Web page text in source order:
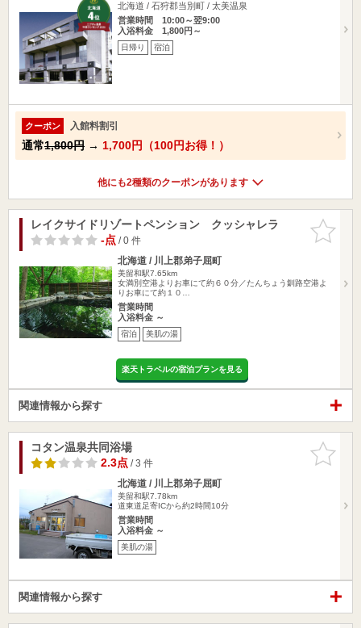
北海道 / 石狩郡当別町 / 太美温泉
営業時間 10:00～翌9:00
入浴料金 1,800円～
日帰り 宿泊
クーポン 入館料割引
通常1,800円 → 1,700円（100円お得！）
他にも2種類のクーポンがあります
お気に入
りに追加
レイクサイドリゾートペンション クッシャレラ
-点/ 0 件
北海道 / 川上郡弟子屈町
美留和駅7.65km
女満別空港よりお車にて約６０分／たんちょう釧路空港よ
りお車にて約１０…
営業時間
入浴料金 ～
宿泊 美肌の湯
楽天トラベルの宿泊プランを見る
関連情報から探す
お気に入
りに追加
コタン温泉共同浴場
2.3点/ 3 件
北海道 / 川上郡弟子屈町
美留和駅7.78km
道東道足寄ICから約2時間10分
営業時間
入浴料金 ～
美肌の湯
関連情報から探す